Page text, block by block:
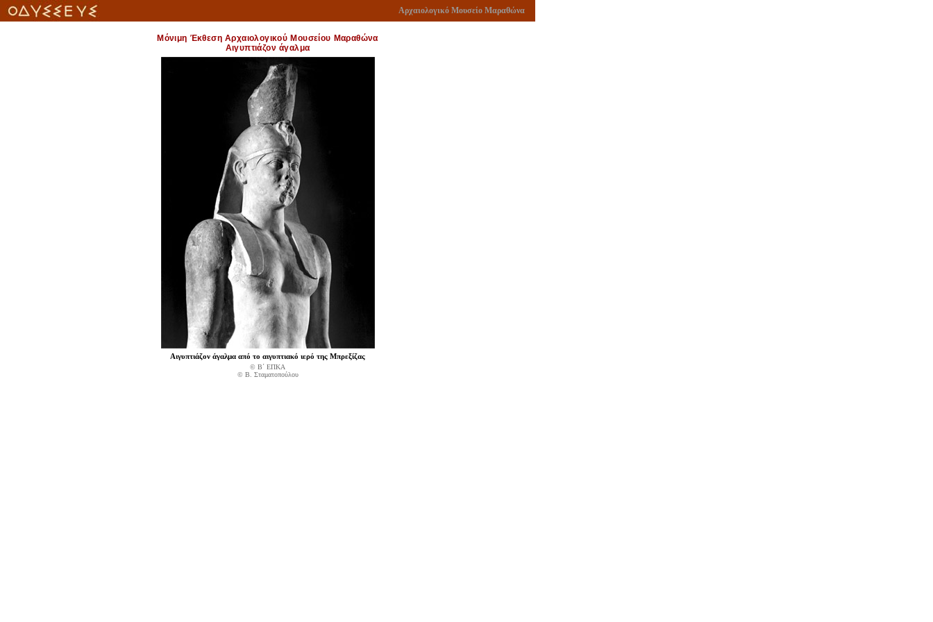
Αρχαιολογικό Μουσείο Μαραθώνα
Μόνιμη Έκθεση Αρχαιολογικού Μουσείου Μαραθώνα
Αιγυπτιάζον άγαλμα
Αιγυπτιάζον άγαλμα από το αιγυπτιακό ιερό της Μπρεξίζας
© Β΄ ΕΠΚΑ
© B. Σταματοπούλου